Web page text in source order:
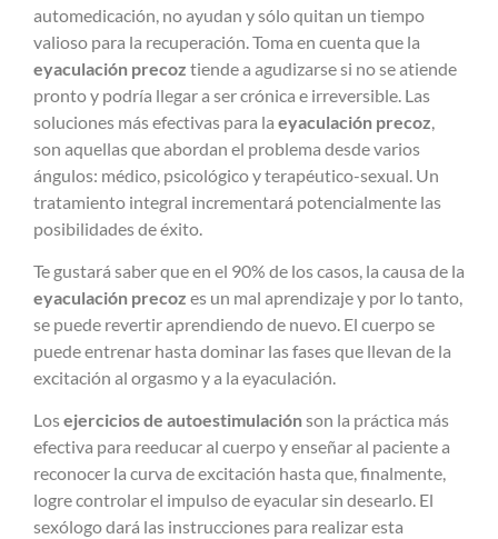
automedicación, no ayudan y sólo quitan un tiempo
valioso para la recuperación. Toma en cuenta que la
eyaculación precoz tiende a agudizarse si no se atiende
pronto y podría llegar a ser crónica e irreversible. Las
soluciones más efectivas para la eyaculación precoz
son aquellas que abordan el problema desde varios
ángulos: médico, psicológico y terapéutico-sexual. Un
tratamiento integral incrementará potencialmente las
posibilidades de éxito.
Te gustará saber que en el 90% de los casos, la causa de la
eyaculación precoz es un mal aprendizaje y por lo tanto,
se puede revertir aprendiendo de nuevo. El cuerpo se
puede entrenar hasta dominar las fases que llevan de la
excitación al orgasmo y a la eyaculación.
Losejercicios de autoestimulaciónson la práctica más
efectiva para reeducar al cuerpo y enseñar al paciente a
reconocer la curva de excitación hasta que, finalmente,
logre controlar el impulso de eyacular sin desearlo. El
sexólogo dará las instrucciones para realizar esta